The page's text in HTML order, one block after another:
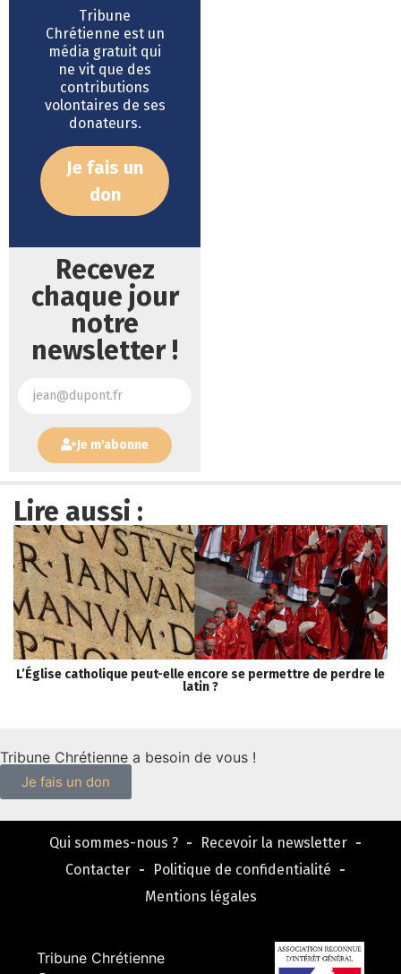
Tribune
Chrétienne est un
média gratuit qui
ne vit que des
contributions
volontaires de ses
donateurs.
Je fais un
don
Recevez
chaque jour
notre
newsletter !
Je m'abonne
Lire aussi :
L’Église catholique peut-elle encore se permettre de perdre le
latin ?
Tribune Chrétienne a besoin de vous !
Je fais un don
Qui sommes-nous ?
Recevoir la newsletter
Contacter
Politique de confidentialité
Mentions légales
Tribune Chrétienne